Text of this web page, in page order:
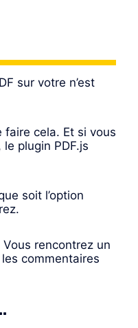
sur votre n’est
faire cela. Et si vous
plugin PDF.js
soit l’option
rencontrez un
commentaires